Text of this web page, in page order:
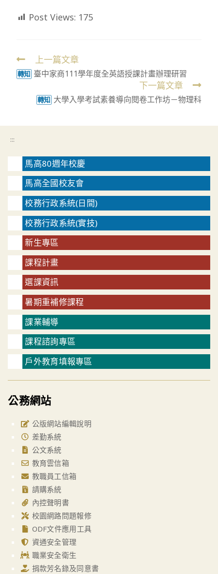
Post Views: 175
Read
more
上一篇文章
轉知 臺中家商111學年度全英語授課計畫辦理研習
下一篇文章
轉知 大學入學考試素養導向閱卷工作坊－物理科
:::
馬高80週年校慶
馬高全國校友會
校務行政系統(日間)
校務行政系統(實技)
新生專區
課程計畫
選課資訊
暑期重補修課程
課業輔導
課程諮詢專區
戶外教育填報專區
公務網站
公版網站編輯說明
差勤系統
公文系統
教育雲信箱
教職員工信箱
請購系統
內控聲明書
校園網路問題報修
ODF文件應用工具
資通安全管理
職業安全衛生
捐款芳名錄及同意書